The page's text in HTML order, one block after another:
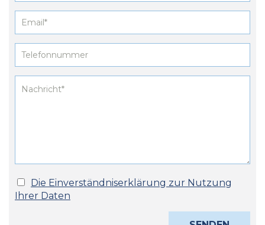
Die Einverständniserklärung zur Nutzung
Ihrer Daten